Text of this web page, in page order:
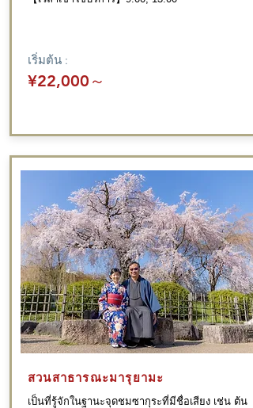
เริ่มต้น :
¥22,000 ～
เป็นที่รู้จักในฐานะจุดชมซากุระที่มีชื่อเสียง เช่น ต้น
สวนสาธารณะมารุยามะ